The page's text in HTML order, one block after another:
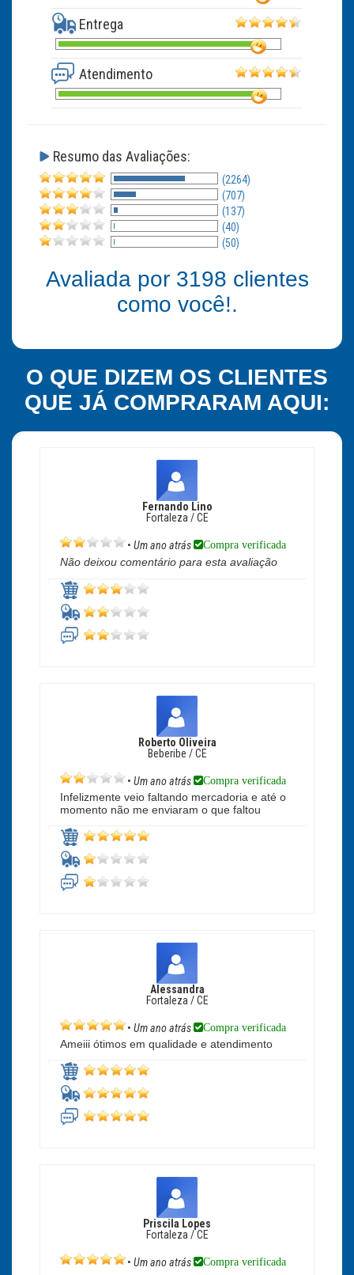
Entrega
Atendimento
Resumo das Avaliações:
(2264)
(707)
(137)
(40)
(50)
Avaliada por 3198 clientes
como você!.
O QUE DIZEM OS CLIENTES
QUE JÁ COMPRARAM AQUI:
Fernando Lino
Fortaleza / CE
• Um ano atrás Compra verificada
Não deixou comentário para esta avaliação
Roberto Oliveira
Beberibe / CE
• Um ano atrás Compra verificada
Infelizmente veio faltando mercadoria e até o
momento não me enviaram o que faltou
Alessandra
Fortaleza / CE
• Um ano atrás Compra verificada
Ameiii ótimos em qualidade e atendimento
Priscila Lopes
Fortaleza / CE
• Um ano atrás Compra verificada